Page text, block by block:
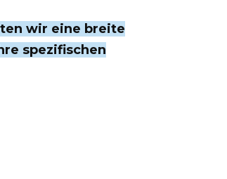
wir eine breite
spezifischen